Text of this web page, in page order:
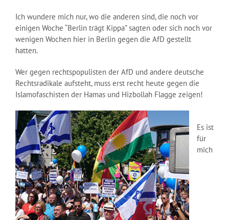
Ich wundere mich nur, wo die anderen sind, die noch vor
einigen Woche “Berlin trägt Kippa” sagten oder sich noch vor
wenigen Wochen hier in Berlin gegen die AfD gestellt
hatten.
Wer gegen rechtspopulisten der AfD und andere deutsche
Rechtsradikale aufsteht, muss erst recht heute gegen die
Islamofaschisten der Hamas und Hizbollah Flagge zeigen!
Es ist
für
mich